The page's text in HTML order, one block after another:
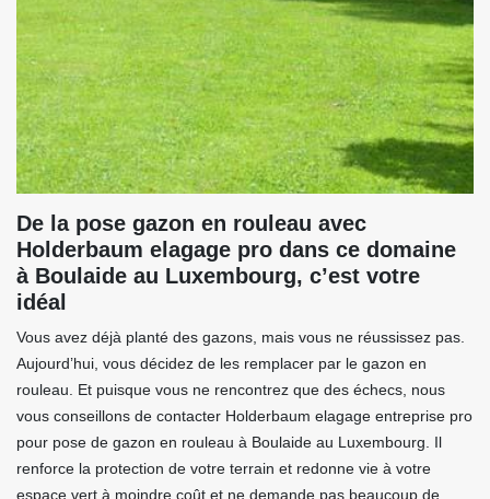
De la pose gazon en rouleau avec
Holderbaum elagage pro dans ce domaine
à Boulaide au Luxembourg, c’est votre
idéal
Vous avez déjà planté des gazons, mais vous ne réussissez pas.
Aujourd’hui, vous décidez de les remplacer par le gazon en
rouleau. Et puisque vous ne rencontrez que des échecs, nous
vous conseillons de contacter Holderbaum elagage entreprise pro
pour pose de gazon en rouleau à Boulaide au Luxembourg. Il
renforce la protection de votre terrain et redonne vie à votre
espace vert à moindre coût et ne demande pas beaucoup de